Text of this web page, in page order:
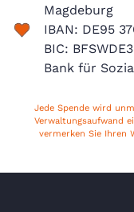
Magdeburg
IBAN: DE95
BIC:
Bank für
Jede Spende wird
Verwaltungsaufwand
vermerken Sie Ihren